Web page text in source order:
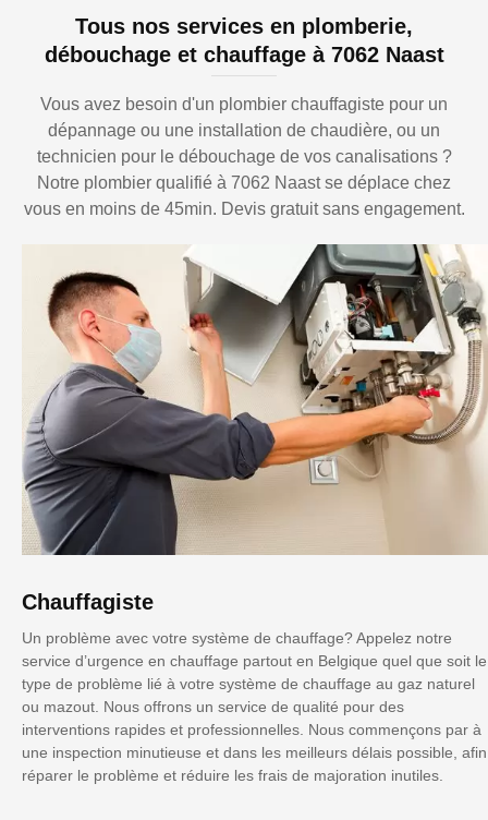
Tous nos services en plomberie,
débouchage et chauffage à 7062 Naast
Vous avez besoin d'un plombier chauffagiste pour un
dépannage ou une installation de chaudière, ou un
technicien pour le débouchage de vos canalisations ?
Notre plombier qualifié à 7062 Naast se déplace chez
vous en moins de 45min. Devis gratuit sans engagement.
Chauffagiste
Un problème avec votre système de chauffage? Appelez notre
service d’urgence en chauffage partout en Belgique quel que soit le
type de problème lié à votre système de chauffage au gaz naturel
ou mazout. Nous offrons un service de qualité pour des
interventions rapides et professionnelles. Nous commençons par à
une inspection minutieuse et dans les meilleurs délais possible, afin
réparer le problème et réduire les frais de majoration inutiles.